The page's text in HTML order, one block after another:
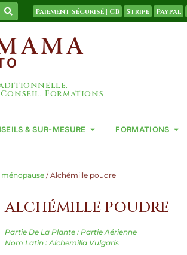
Paiement sécurisé | CB Stripe Paypal
Formations
& SUR-MESURE FORMATIONS
ménopause/ Alchémille poudre
ALCHÉMILLE POUDRE
Partie De La Plante : Partie Aérienne
Nom Latin : Alchemilla Vulgaris